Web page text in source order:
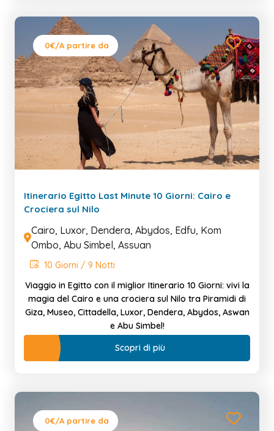
0€/A partire da
Itinerario Egitto Last Minute 10 Giorni: Cairo e
Crociera sul Nilo
Cairo, Luxor, Dendera, Abydos, Edfu, Kom
Ombo, Abu Simbel, Assuan
10 Giorni / 9 Notti
Viaggio in Egitto con il miglior Itinerario 10 Giorni: vivi la
magia del Cairo e una crociera sul Nilo tra Piramidi di
Giza, Museo, Cittadella, Luxor, Dendera, Abydos, Aswan
e Abu Simbel!
Scopri di più
0€/A partire da